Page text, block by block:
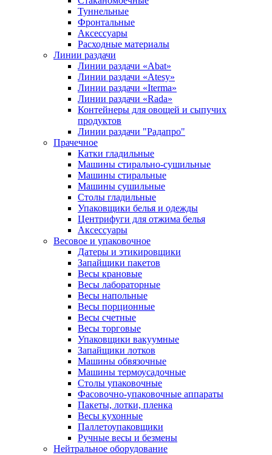
Туннельные
Фронтальные
Аксессуары
Расходные материалы
Линии раздачи
Линии раздачи «Abat»
Линии раздачи «Atesy»
Линии раздачи «Iterma»
Линии раздачи «Rada»
Контейнеры для овощей и сыпучих
продуктов
Линии раздачи "Радапро"
Прачечное
Катки гладильные
Машины стирально-сушильные
Машины стиральные
Машины сушильные
Столы гладильные
Упаковщики белья и одежды
Центрифуги для отжима белья
Аксессуары
Весовое и упаковочное
Датеры и этикировщики
Запайщики пакетов
Весы крановые
Весы лабораторные
Весы напольные
Весы порционные
Весы счетные
Весы торговые
Упаковщики вакуумные
Запайщики лотков
Машины обвязочные
Машины термоусадочные
Столы упаковочные
Фасовочно-упаковочные аппараты
Пакеты, лотки, пленка
Весы кухонные
Паллетоупаковщики
Ручные весы и безмены
Нейтральное оборудование